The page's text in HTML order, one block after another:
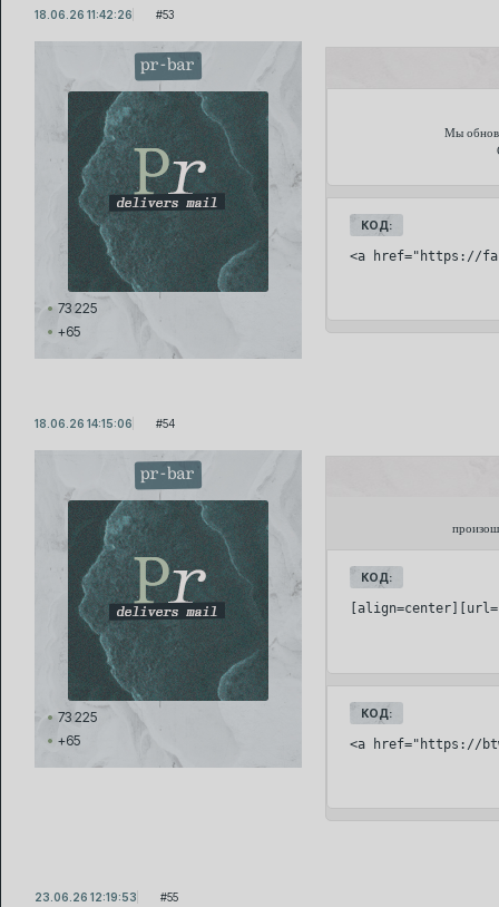
53
18.06.26 11:42:26
pr-bar
73 225
+65
Мы
КОД:
<a href="https://
54
18.06.26 14:15:06
pr-bar
73 225
+65
КОД:
КОД:
<a href="https://
55
23.06.26 12:19:53